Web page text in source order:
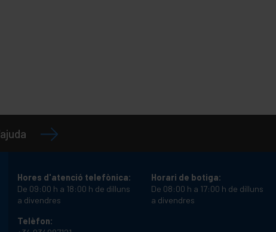
Hores d'atenció telefònica:
De 09:00 h a 18:00 h de dilluns
a divendres
Telèfon:
Horari de botiga:
De 08:00 h a 17:00 h de dilluns
a divendres